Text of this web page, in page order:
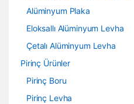
Alüminyum Plaka
Eloksallı Alüminyum Levha
Çetalı Alüminyum Levha
Pirinç Ürünler
Pirinç Boru
Pirinç Levha